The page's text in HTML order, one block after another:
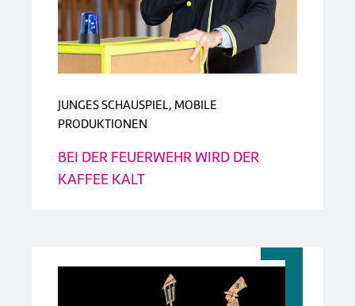
JUNGES SCHAUSPIEL, MOBILE
PRODUKTIONEN
BEI DER FEUERWEHR WIRD DER
KAFFEE KALT